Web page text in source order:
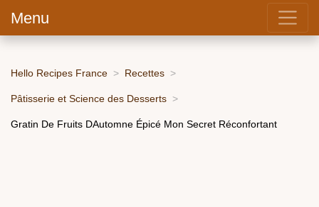
Menu
Hello Recipes France Recettes
Pâtisserie et Science des Desserts
Gratin De Fruits DAutomne Épicé Mon Secret Réconfortant